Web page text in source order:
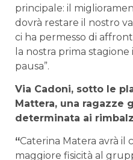
principale: il
dovrà restare il nostro
ci ha permesso di
la nostra prima
pausa”.
Via Cadoni, sotto le
Mattera, una ragazze
determinata ai
“Caterina Matera avrà il
maggiore fisicità al